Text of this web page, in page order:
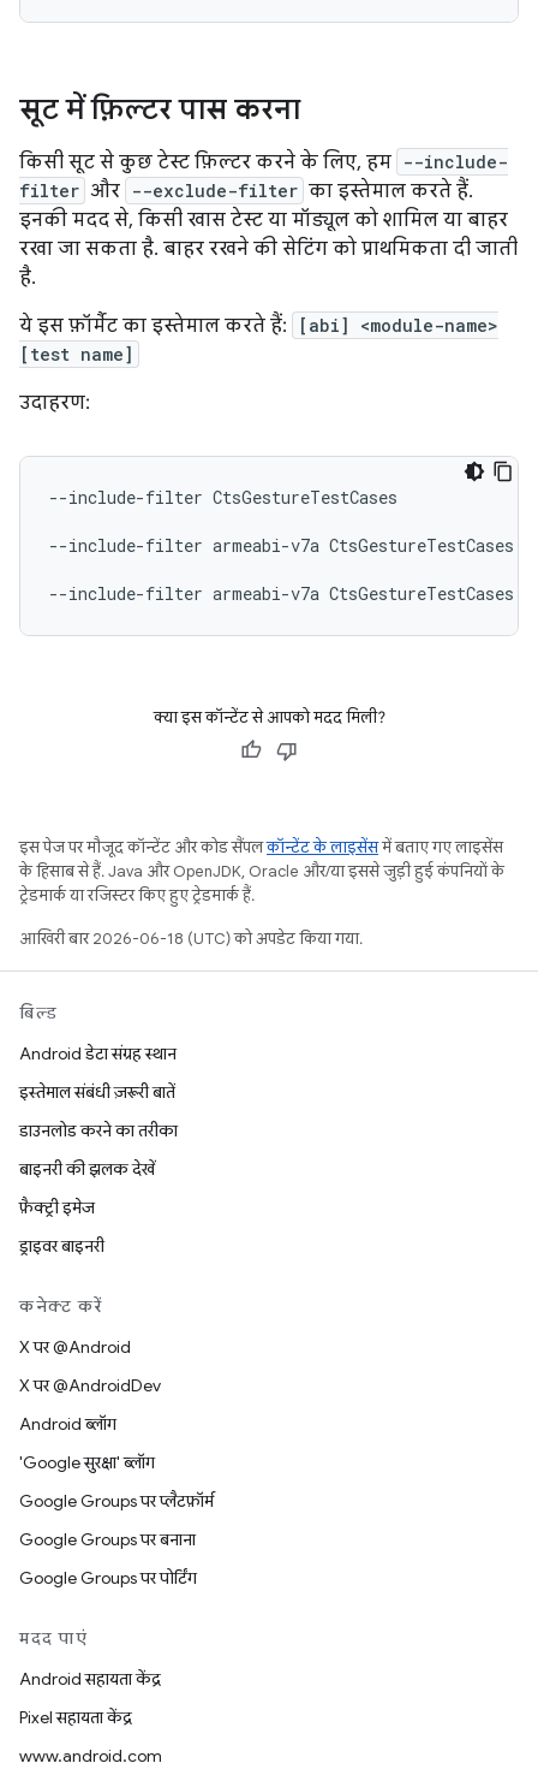
सूट में फ़िल्टर पास करना
किसी सूट से कुछ टेस्ट फ़िल्टर करने के लिए, हम --include-
filter और --exclude-filter का इस्तेमाल करते हैं.
इनकी मदद से, किसी खास टेस्ट या मॉड्यूल को शामिल या बाहर
रखा जा सकता है. बाहर रखने की सेटिंग को प्राथमिकता दी जाती
है.
ये इस फ़ॉर्मैट का इस्तेमाल करते हैं:
[abi] <module-name>
[test name]
उदाहरण:
--include-filter CtsGestureTestCases
--include-filter armeabi-v7a CtsGestureTestCases
--include-filter armeabi-v7a CtsGestureTestCases
क्या इस कॉन्टेंट से आपको मदद मिली?
इस पेज पर मौजूद कॉन्टेंट और कोड सैंपलकॉन्टेंट के लाइसेंसमें बताए गए लाइसेंस
के हिसाब से हैं. Java और OpenJDK, Oracle और/या इससे जुड़ी हुई कंपनियों के
ट्रेडमार्क या रजिस्टर किए हुए ट्रेडमार्क हैं.
आखिरी बार 2026-06-18 (UTC) को अपडेट किया गया.
बिल्ड
Android डेटा संग्रह स्थान
इस्तेमाल संबंधी ज़रूरी बातें
डाउनलोड करने का तरीका
बाइनरी की झलक देखें
फ़ैक्ट्री इमेज
ड्राइवर बाइनरी
कनेक्ट करें
X पर @Android
X पर @AndroidDev
Android ब्लॉग
'Google सुरक्षा' ब्लॉग
Google Groups पर प्लैटफ़ॉर्म
Google Groups पर बनाना
Google Groups पर पोर्टिंग
मदद पाएं
Android सहायता केंद्र
Pixel सहायता केंद्र
www.android.com